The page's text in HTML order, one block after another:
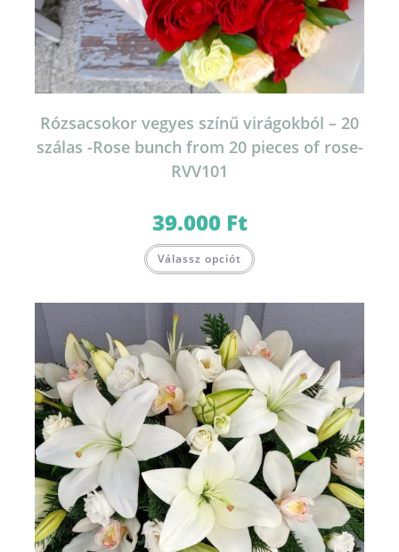
Rózsacsokor vegyes színű virágokból – 20
szálas -Rose bunch from 20 pieces of rose-
RVV101
39.000 Ft
Válassz opciót